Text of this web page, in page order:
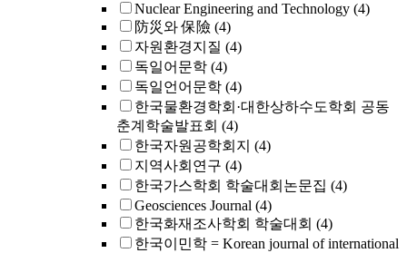
Nuclear Engineering and Technology (4)
防災와 保險 (4)
자원환경지질 (4)
독일어문학 (4)
독일언어문학 (4)
한국물환경학회·대한상하수도학회 공동
춘계학술발표회 (4)
한국자원공학회지 (4)
지역사회연구 (4)
한국가스학회 학술대회논문집 (4)
Geosciences Journal (4)
한국화재조사학회 학술대회 (4)
한국이민학 = Korean journal of international